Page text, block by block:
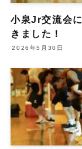
小泉Jr交流会
きました！
2026年5月30日